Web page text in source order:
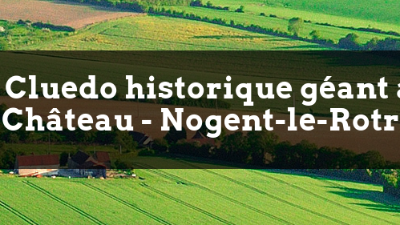
Cluedo historique géant
Château - Nogent-le-